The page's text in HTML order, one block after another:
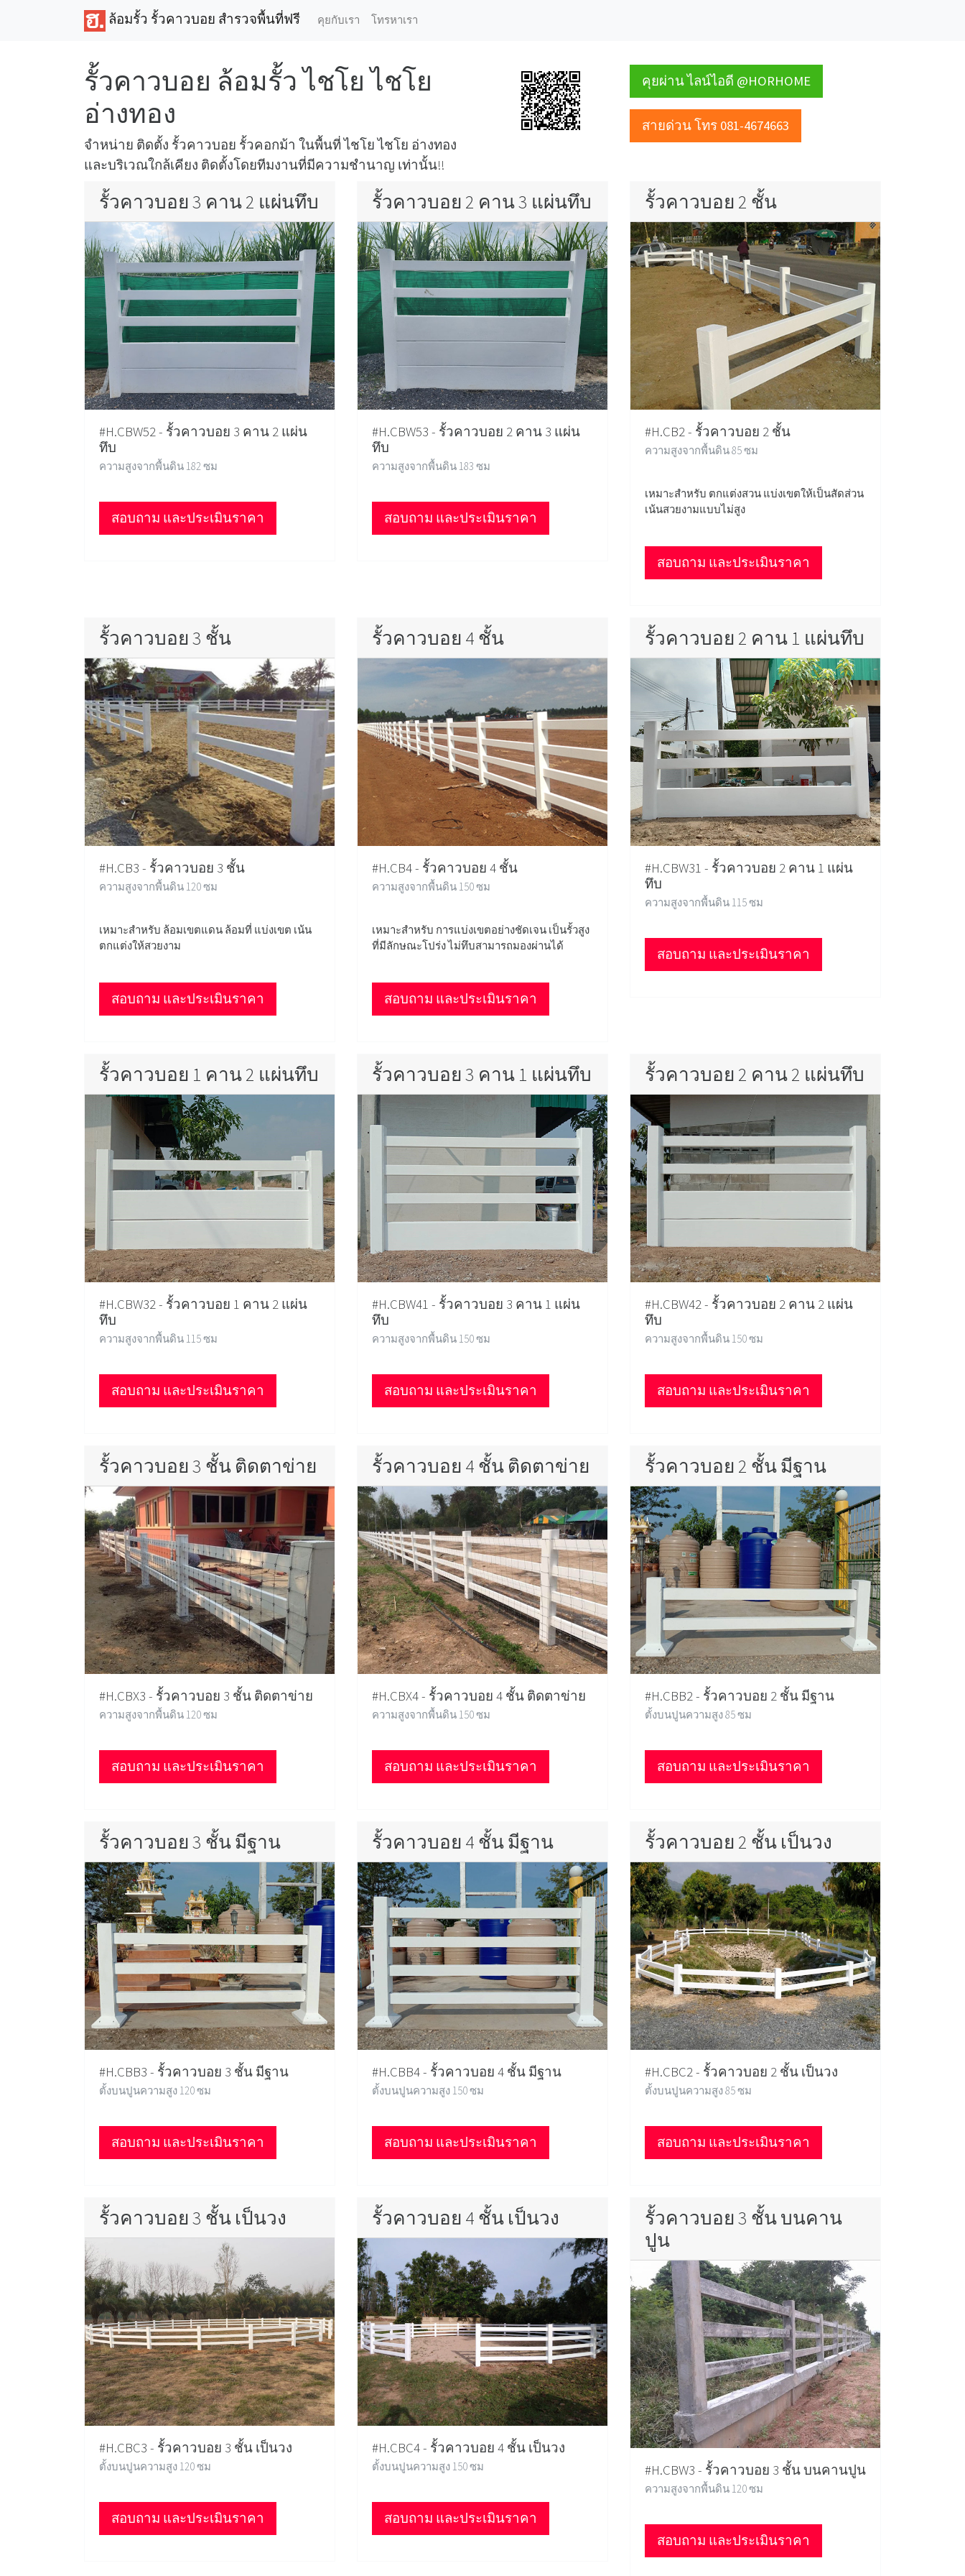
ล้อมรั้ว รั้วคาวบอย สำรวจพื้นที่ฟรี คุยกับเรา โทรหาเรา
รั้วคาวบอย ล้อมรั้ว ไชโย ไชโย
อ่างทอง
จำหน่าย ติดตั้ง รั้วคาวบอย รั้วคอกม้า ในพื้นที่ ไชโย ไชโย อ่างทอง
และบริเวณใกล้เคียง ติดตั้งโดยทีมงานที่มีความชำนาญ เท่านั้น!!
คุยผ่าน ไลน์ไอดี @HORHOME
สายด่วน โทร 081-4674663
รั้วคาวบอย 3 คาน 2 แผ่นทึบ
#H.CBW52 - รั้วคาวบอย 3 คาน 2 แผ่น
ทึบ
ความสูงจากพื้นดิน 182 ซม
สอบถาม และประเมินราคา
รั้วคาวบอย 2 คาน 3 แผ่นทึบ
#H.CBW53 - รั้วคาวบอย 2 คาน 3 แผ่น
ทึบ
ความสูงจากพื้นดิน 183 ซม
สอบถาม และประเมินราคา
รั้วคาวบอย 2 ชั้น
#H.CB2 - รั้วคาวบอย 2 ชั้น
ความสูงจากพื้นดิน 85 ซม
เหมาะสำหรับ ตกแต่งสวน แบ่งเขตให้เป็นสัดส่วน
เน้นสวยงามแบบไม่สูง
สอบถาม และประเมินราคา
รั้วคาวบอย 3 ชั้น
#H.CB3 - รั้วคาวบอย 3 ชั้น
ความสูงจากพื้นดิน 120 ซม
เหมาะสำหรับ ล้อมเขตแดน ล้อมที่ แบ่งเขต เน้น
ตกแต่งให้สวยงาม
สอบถาม และประเมินราคา
รั้วคาวบอย 4 ชั้น
#H.CB4 - รั้วคาวบอย 4 ชั้น
ความสูงจากพื้นดิน 150 ซม
เหมาะสำหรับ การแบ่งเขตอย่างชัดเจน เป็นรั้วสูง
ที่มีลักษณะโปร่ง ไม่ทึบสามารถมองผ่านได้
สอบถาม และประเมินราคา
รั้วคาวบอย 2 คาน 1 แผ่นทึบ
#H.CBW31 - รั้วคาวบอย 2 คาน 1 แผ่น
ทึบ
ความสูงจากพื้นดิน 115 ซม
สอบถาม และประเมินราคา
รั้วคาวบอย 1 คาน 2 แผ่นทึบ
#H.CBW32 - รั้วคาวบอย 1 คาน 2 แผ่น
ทึบ
ความสูงจากพื้นดิน 115 ซม
สอบถาม และประเมินราคา
รั้วคาวบอย 3 คาน 1 แผ่นทึบ
#H.CBW41 - รั้วคาวบอย 3 คาน 1 แผ่น
ทึบ
ความสูงจากพื้นดิน 150 ซม
สอบถาม และประเมินราคา
รั้วคาวบอย 2 คาน 2 แผ่นทึบ
#H.CBW42 - รั้วคาวบอย 2 คาน 2 แผ่น
ทึบ
ความสูงจากพื้นดิน 150 ซม
สอบถาม และประเมินราคา
รั้วคาวบอย 3 ชั้น ติดตาข่าย
#H.CBX3 - รั้วคาวบอย 3 ชั้น ติดตาข่าย
ความสูงจากพื้นดิน 120 ซม
สอบถาม และประเมินราคา
รั้วคาวบอย 4 ชั้น ติดตาข่าย
#H.CBX4 - รั้วคาวบอย 4 ชั้น ติดตาข่าย
ความสูงจากพื้นดิน 150 ซม
สอบถาม และประเมินราคา
รั้วคาวบอย 2 ชั้น มีฐาน
#H.CBB2 - รั้วคาวบอย 2 ชั้น มีฐาน
ตั้งบนปูนความสูง 85 ซม
สอบถาม และประเมินราคา
รั้วคาวบอย 3 ชั้น มีฐาน
#H.CBB3 - รั้วคาวบอย 3 ชั้น มีฐาน
ตั้งบนปูนความสูง 120 ซม
สอบถาม และประเมินราคา
รั้วคาวบอย 4 ชั้น มีฐาน
#H.CBB4 - รั้วคาวบอย 4 ชั้น มีฐาน
ตั้งบนปูนความสูง 150 ซม
สอบถาม และประเมินราคา
รั้วคาวบอย 2 ชั้น เป็นวง
#H.CBC2 - รั้วคาวบอย 2 ชั้น เป็นวง
ตั้งบนปูนความสูง 85 ซม
สอบถาม และประเมินราคา
รั้วคาวบอย 3 ชั้น เป็นวง
#H.CBC3 - รั้วคาวบอย 3 ชั้น เป็นวง
ตั้งบนปูนความสูง 120 ซม
สอบถาม และประเมินราคา
รั้วคาวบอย 4 ชั้น เป็นวง
#H.CBC4 - รั้วคาวบอย 4 ชั้น เป็นวง
ตั้งบนปูนความสูง 150 ซม
สอบถาม และประเมินราคา
รั้วคาวบอย 3 ชั้น บนคาน
ปูน
#H.CBW3 - รั้วคาวบอย 3 ชั้น บนคานปูน
ความสูงจากพื้นดิน 120 ซม
สอบถาม และประเมินราคา